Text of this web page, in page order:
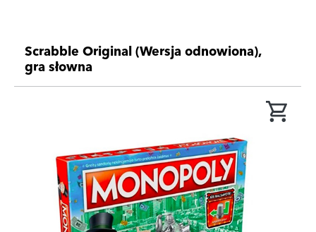
Scrabble Original (Wersja odnowiona),
gra słowna